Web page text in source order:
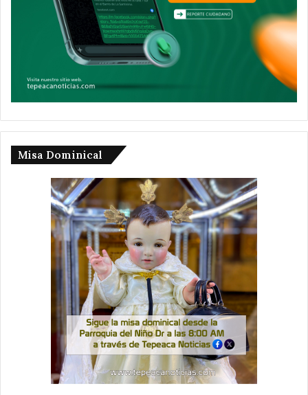
Misa Dominical